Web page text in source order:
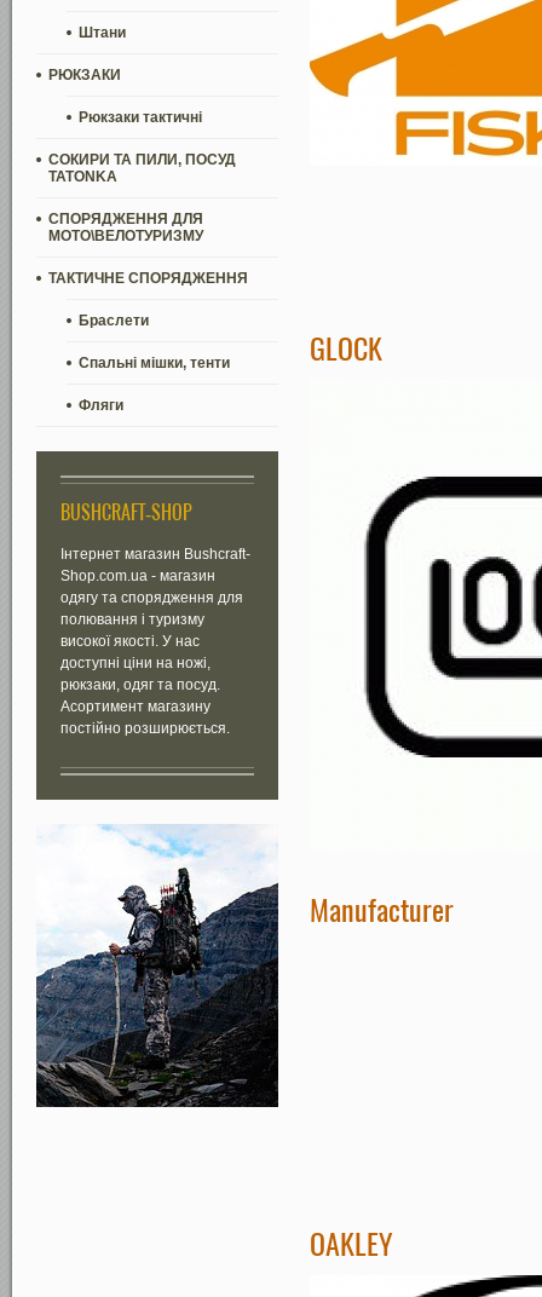
Штани
РЮКЗАКИ
Рюкзаки тактичні
СОКИРИ ТА ПИЛИ, ПОСУД
TATONKA
СПОРЯДЖЕННЯ ДЛЯ
МОТО\ВЕЛОТУРИЗМУ
ТАКТИЧНЕ СПОРЯДЖЕННЯ
Браслети
Спальні мішки, тенти
Фляги
BUSHCRAFT-SHOP
Інтернет магазин Bushcraft-
Shop.com.ua - магазин
одягу та спорядження для
полювання і туризму
високої якості. У нас
доступні ціни на ножі,
рюкзаки, одяг та посуд.
Асортимент магазину
постійно розширюється.
GLOCK
Manufacturer
OAKLEY